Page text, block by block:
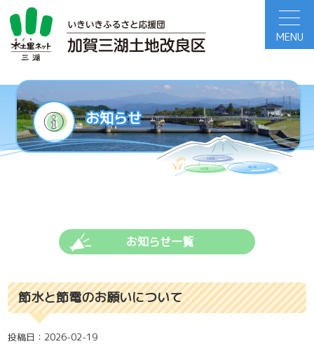
MENU
お知らせ
お知らせ一覧
節水と節電のお願いについて
投稿日：2026-02-19